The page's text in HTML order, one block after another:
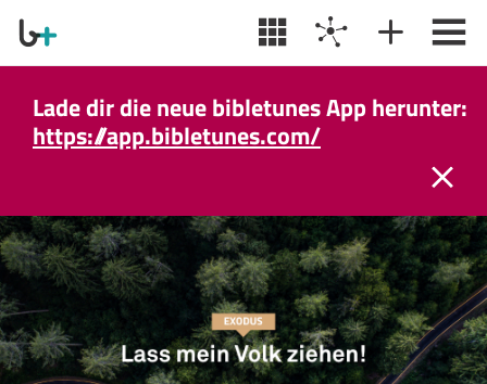
Lade dir die neue bibletunes App herunter:
https://app.bibletunes.com/